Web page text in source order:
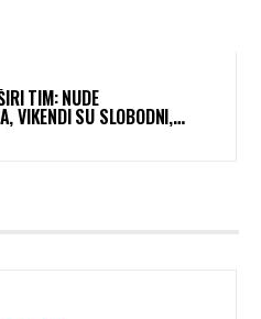
TIM: NUDE
VIKENDI SU SLOBODNI,